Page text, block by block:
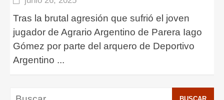
Tras la brutal agresión que sufrió el joven
jugador de Agrario Argentino de Parera Iago
Gómez por parte del arquero de Deportivo
Argentino ...
Buscar: